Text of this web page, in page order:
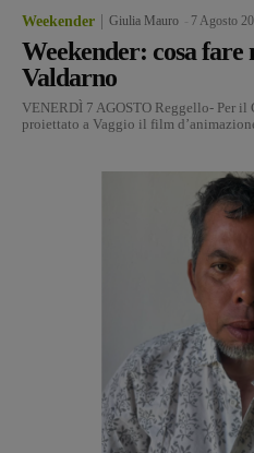
Weekender Giulia Mauro 7 Agosto
Weekender: cosa fare
Valdarno
VENERDÌ 7 AGOSTO Reggello- Per il
proiettato a Vaggio il film d’animazione